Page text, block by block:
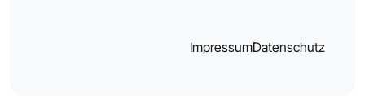
ImpressumDatenschutz